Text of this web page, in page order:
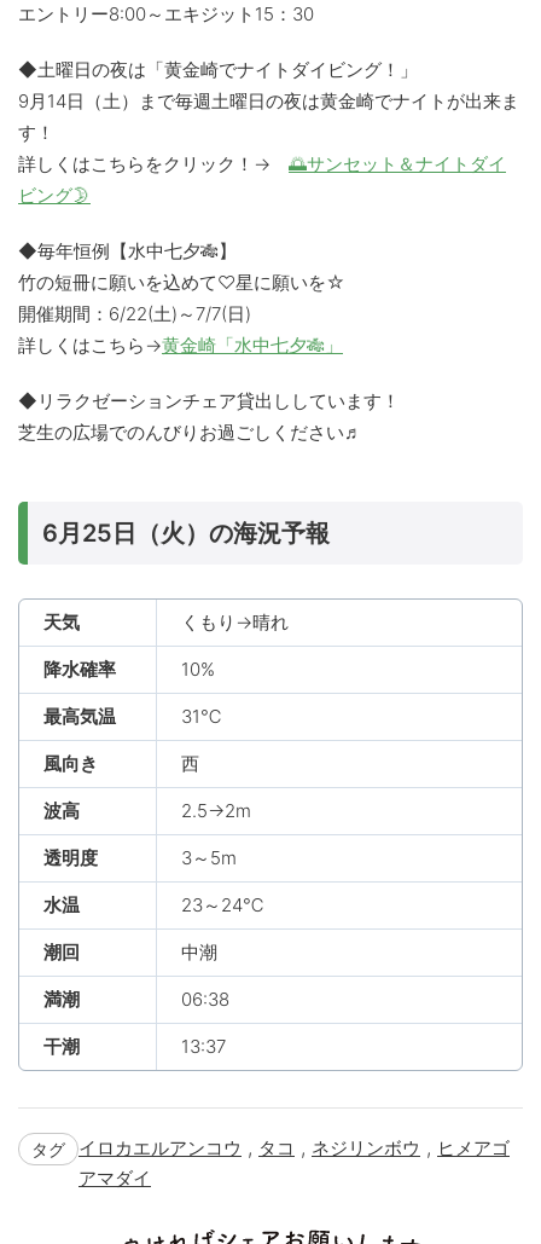
エントリー8:00～エキジット15：30
◆土曜日の夜は「黄金崎でナイトダイビング！」
9月14日（土）まで毎週土曜日の夜は黄金崎でナイトが出来ま
す！
詳しくはこちらをクリック！→ 🌅サンセット＆ナイトダイ
ビング🌛
◆毎年恒例【水中七夕🎋】
竹の短冊に願いを込めて♡星に願いを☆
開催期間：6/22(土)～7/7(日)
詳しくはこちら→黄金崎「水中七夕🎋」
◆リラクゼーションチェア貸出ししています！
芝生の広場でのんびりお過ごしください♬
6月25日（火）の海況予報
天気 くもり→晴れ
降水確率 10%
最高気温 31℃
風向き 西
波高 2.5→2m
透明度 3～5m
水温 23～24℃
潮回 中潮
満潮 06:38
干潮 13:37
タグ イロカエルアンコウ , タコ , ネジリンボウ , ヒメアゴ
アマダイ